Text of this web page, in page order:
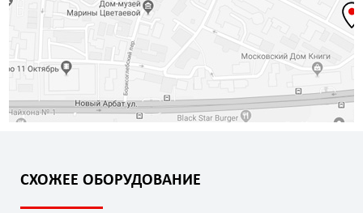
СХОЖЕЕ ОБОРУДОВАНИЕ